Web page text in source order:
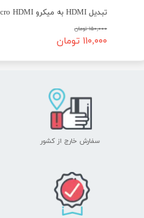
تبدیل HDMI به میکرو micro HDMI
۱۵۰,۰۰۰ تومان
۱۱۰,۰۰۰ تومان
سفارش خارج از کشور